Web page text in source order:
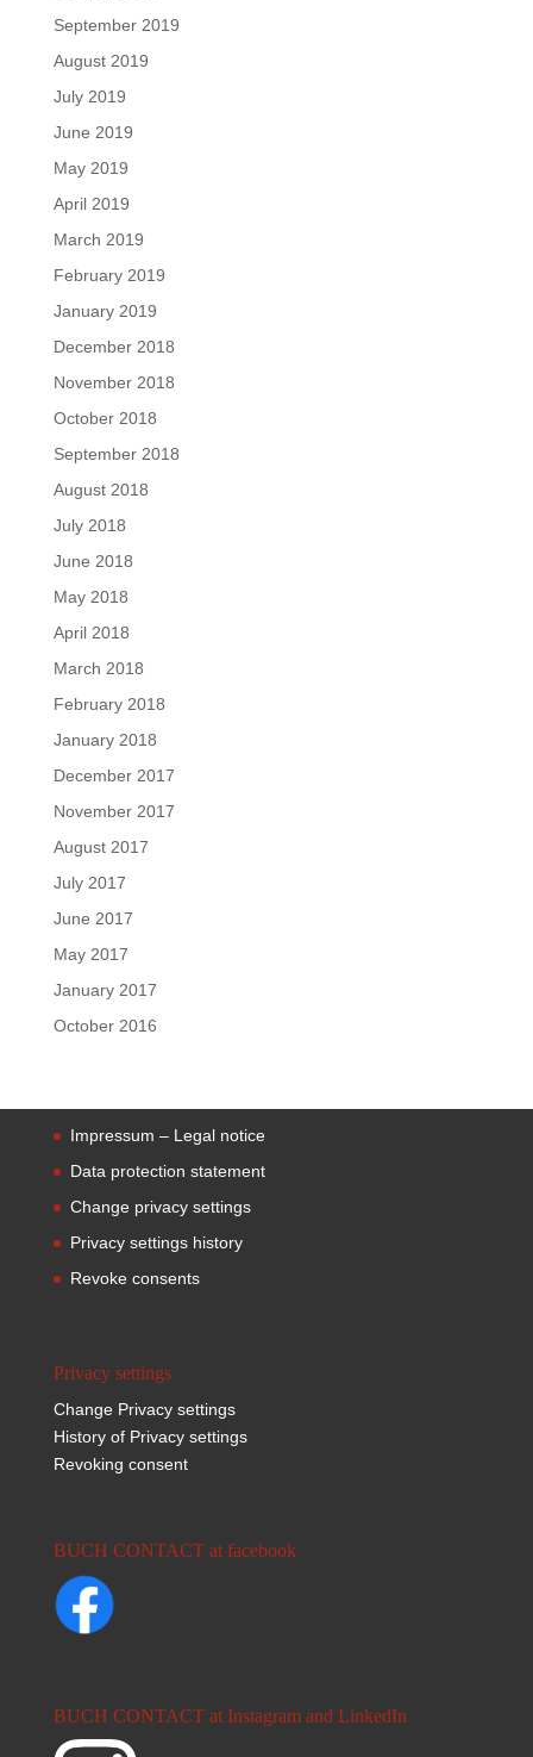
September 2019
August 2019
July 2019
June 2019
May 2019
April 2019
March 2019
February 2019
January 2019
December 2018
November 2018
October 2018
September 2018
August 2018
July 2018
June 2018
May 2018
April 2018
March 2018
February 2018
January 2018
December 2017
November 2017
August 2017
July 2017
June 2017
May 2017
January 2017
October 2016
Impressum – Legal notice
Data protection statement
Change privacy settings
Privacy settings history
Revoke consents
Privacy settings
Change Privacy settings
History of Privacy settings
Revoking consent
BUCH CONTACT at facebook
BUCH CONTACT at Instagram and LinkedIn